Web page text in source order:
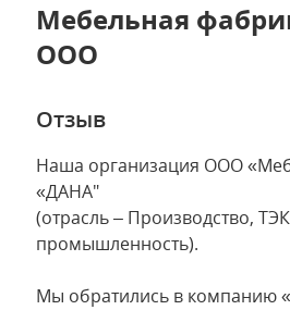
Мебельная
ООО
Отзыв
Наша организация ООО
«ДАНА"
(отрасль – Производство,
промышленность).
Мы обратились в компанию